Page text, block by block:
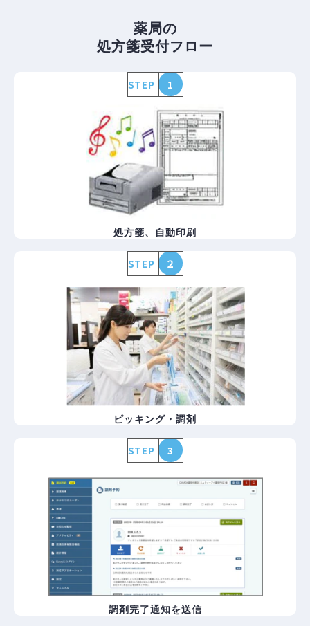
薬局の
処方箋受付フロー
STEP 1
処方箋、自動印刷
STEP ２
ピッキング・調剤
STEP 3
調剤完了通知を送信